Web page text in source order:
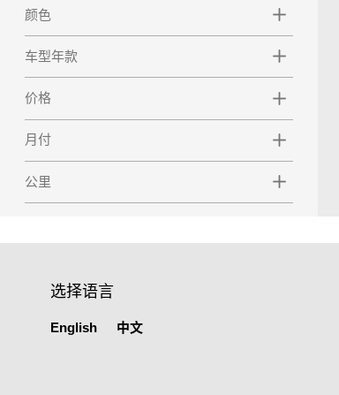
颜色
车型年款
价格
月付
公里
选择语言
English 中文